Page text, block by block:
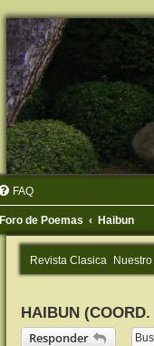
FAQ
Foro de Poemas Haibun
Revista Clasica
HAIBUN
Responder